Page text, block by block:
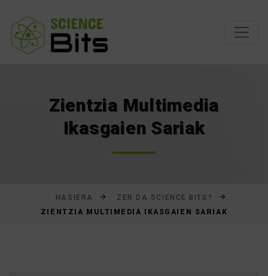
Zientzia Multimedia
Ikasgaien Sariak
HASIERA
ZER DA SCIENCE BITS?
ZIENTZIA MULTIMEDIA IKASGAIEN SARIAK